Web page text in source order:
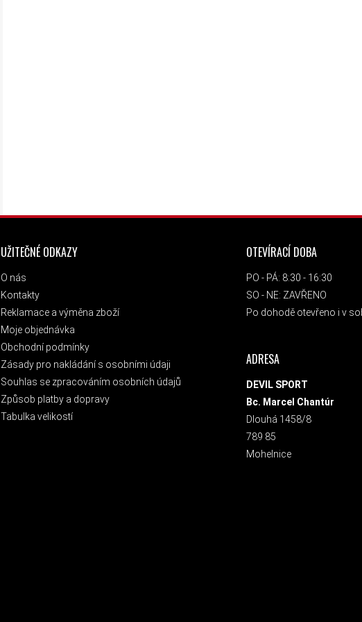
UŽITEČNÉ ODKAZY
O nás
Kontakty
Reklamace a výměna zboží
Moje objednávka
Obchodní podmínky
Zásady pro nakládání s osobními údaji
Souhlas se zpracováním osobních údajů
Způsob platby a dopravy
Tabulka velikostí
OTEVÍRACÍ DOBA
PO - PÁ: 8:30 - 16:30
SO - NE: ZAVŘENO
Po dohodě otevřeno i v
ADRESA
DEVIL SPORT
Bc. Marcel Chantúr
Dlouhá 1458/8
789 85
Mohelnice